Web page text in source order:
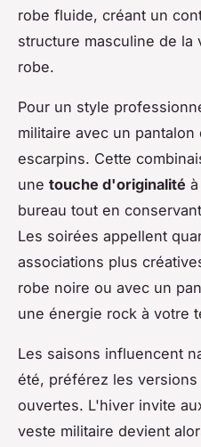
robe fluide, créant un
structure masculine de la
robe.
Pour un style
militaire avec un
escarpins. Cette
une touche d'originalité
bureau tout en
Les soirées appellent
associations plus
robe noire ou avec un
une énergie rock à votre
Les saisons influencent
été, préférez les
ouvertes. L'hiver invite
veste militaire devient